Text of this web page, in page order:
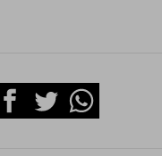
FacebookTwitterWhatsapp